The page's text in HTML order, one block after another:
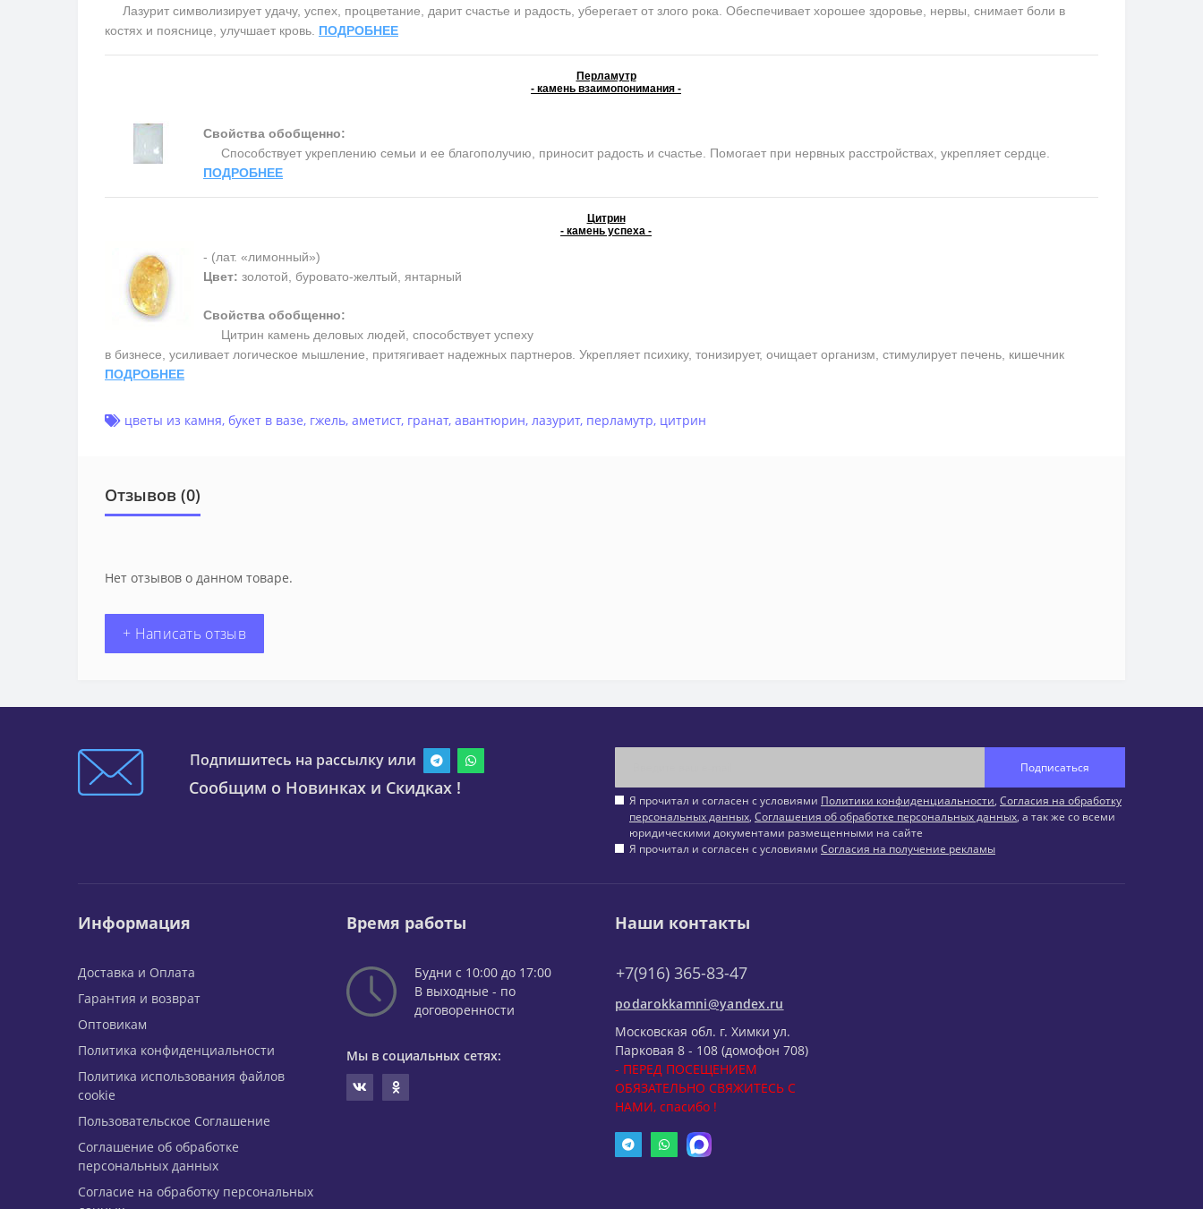
Лазурит символизирует удачу, успех, процветание, дарит счастье и радость, уберегает от злого рока. Обеспечивает хорошее здоровье, нервы, снимает боли в
костях и пояснице, улучшает кровь. ПОДРОБНЕЕ
Перламутр
- камень взаимопонимания -
Свойства обобщенно:
Способствует укреплению семьи и ее благополучию, приносит радость и счастье. Помогает при нервных расстройствах, укрепляет сердце.
ПОДРОБНЕЕ
Цитрин
- камень успеха -
- (лат. «лимонный»)
Цвет: золотой, буровато-желтый, янтарный
Свойства обобщенно:
Цитрин камень деловых людей, способствует успеху
в бизнесе, усиливает логическое мышление, притягивает надежных партнеров. Укрепляет психику, тонизирует, очищает организм, стимулирует печень, кишечник
ПОДРОБНЕЕ
цветы из камня, букет в вазе, гжель, аметист, гранат, авантюрин, лазурит, перламутр, цитрин
Отзывов (0)
Нет отзывов о данном товаре.
+ Написать отзыв
Подпишитесь на рассылку или
Сообщим о Новинках и Скидках !
Подписаться
Я прочитал и согласен с условиями Политики конфиденциальности, Согласия на обработку
персональных данных, Соглашения об обработке персональных данных, а так же со всеми
юридическими документами размещенными на сайте
Я прочитал и согласен с условиями Согласия на получение рекламы
Информация
Доставка и Оплата
Гарантия и возврат
Оптовикам
Политика конфиденциальности
Политика использования файлов
cookie
Пользовательское Соглашение
Соглашение об обработке
персональных данных
Согласие на обработку персональных
Время работы
Будни с 10:00 до 17:00
В выходные - по
договоренности
Мы в социальных сетях:
Наши контакты
+7(916) 365-83-47
podarokkamni@yandex.ru
Московская обл. г. Химки ул.
Парковая 8 - 108 (домофон 708)
- ПЕРЕД ПОСЕЩЕНИЕМ
ОБЯЗАТЕЛЬНО СВЯЖИТЕСЬ С
НАМИ, спасибо !